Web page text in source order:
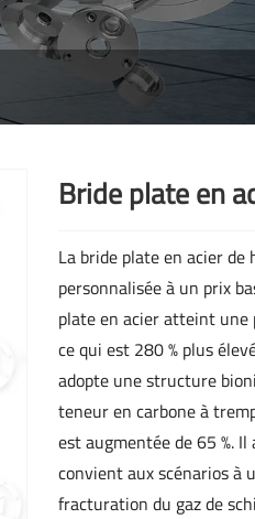
Bride plate en
La bride plate en acier
personnalisée à un prix
plate en acier atteint une
ce qui est 280 % plus
adopte une structure
teneur en carbone à
est augmentée de 65 %.
convient aux scénarios à
fracturation du gaz de